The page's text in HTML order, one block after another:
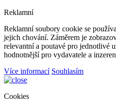
Reklamní
Reklamní soubory cookie se
jejich chování. Záměrem je
relevantní a poutavé pro jednotlivé
hodnotnější pro vydavatele a
Více informací Souhlasím
Cookies